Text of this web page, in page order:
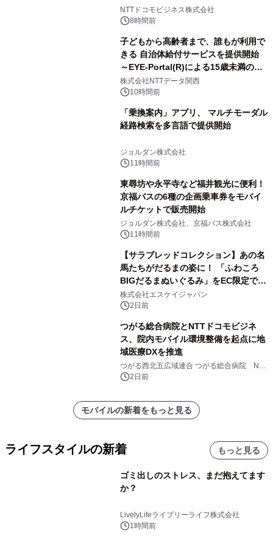
向けた調査・実証を開始
NTTドコモビジネス株式会社
8時間前
子どもから高齢者まで、誰もが利用で
きる 自治体給付サービスを提供開始
～EYE-Portal(R)による15歳未満の本
人認証と デジタルデバイド対策で実現
～
株式会社NTTデータ関西
10時間前
「乗換案内」アプリ、 マルチモーダル
経路検索を多言語で提供開始
ジョルダン株式会社
11時間前
東尋坊や永平寺など福井観光に便利！
京福バスの6種の企画乗車券をモバイ
ルチケットで販売開始
ジョルダン株式会社、京福バス株式会社
11時間前
【サラブレッドコレクション】あの名
馬たちがだるまの姿に！ 「ふわころ
BIGだるまぬいぐるみ」をEC限定で受
注販売開始
株式会社エスケイジャパン
2日前
つがる総合病院とNTTドコモビジネ
ス、院内モバイル環境整備を起点に地
域医療DXを推進
つがる西北五広域連合 つがる総合病院 NTT
ドコモビジネス株式会社
2日前
モバイルの新着をもっと見る
ライフスタイルの新着 もっと見る
ゴミ出しのストレス、まだ抱えてます
か？
LivelyLifeライブリーライフ株式会社
1時間前